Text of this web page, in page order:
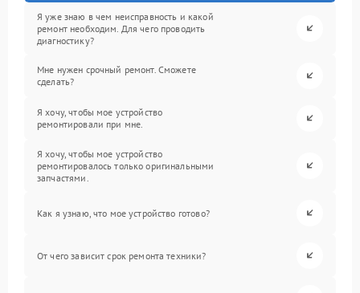
Я уже знаю в чем неисправность и какой
ремонт необходим. Для чего проводить
диагностику?
Мне нужен срочный ремонт. Сможете
сделать?
Я хочу, чтобы мое устройство
ремонтировали при мне.
Я хочу, чтобы мое устройство
ремонтировалось только оригинальными
запчастями.
Как я узнаю, что мое устройство готово?
От чего зависит срок ремонта техники?